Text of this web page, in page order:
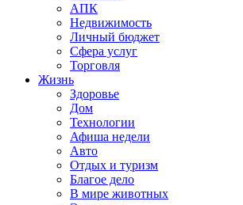
АПК
Недвижимость
Личный бюджет
Сфера услуг
Торговля
Жизнь
Здоровье
Дом
Технологии
Афиша недели
Авто
Отдых и туризм
Благое дело
В мире животных